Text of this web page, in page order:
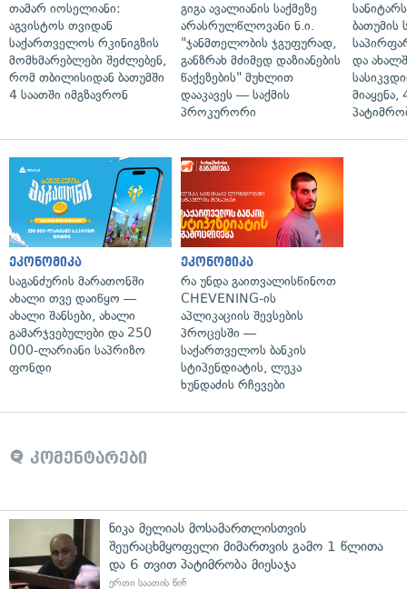
თამარ იოსელიანი:
აგვისტოს თვიდან
საქართველოს რკინიგზის
მომხმარებლები შეძლებენ,
რომ თბილისიდან ბათუმში
4 საათში იმგზავრონ
გიგა ავალიანის საქმეზე
არასრულწლოვანი ნ.ი.
"ჯანმთელობის ჯგუფურად,
განზრახ მძიმედ დაზიანების
წაქეზების" მუხლით
დააკავეს — საქმის
პროკურორი
ბათუმის
და
ეკონომიკა
საგანძურის მარათონში
ახალი თვე დაიწყო —
ახალი შანსები, ახალი
გამარჯვებულები და 250
000-ლარიანი საპრიზო
ფონდი
ეკონომიკა
რა უნდა გაითვალისწინოთ
CHEVENING-ის
აპლიკაციის შევსების
პროცესში —
საქართველოს ბანკის
სტიპენდიატის, ლუკა
ხუნდაძის რჩევები
კომენტარები
ნიკა მელიას მოსამართლისთვის
შეურაცხმყოფელი მიმართვის გამო 1 წლითა
და 6 თვით პატიმრობა მიესაჯა
ერთი საათის წინ